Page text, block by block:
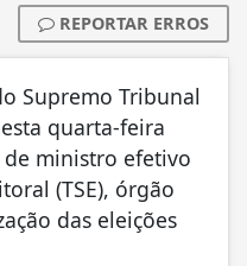
REPORTAR ERROS
Supremo Tribunal
quarta-feira
ministro efetivo
(TSE), órgão
das eleições